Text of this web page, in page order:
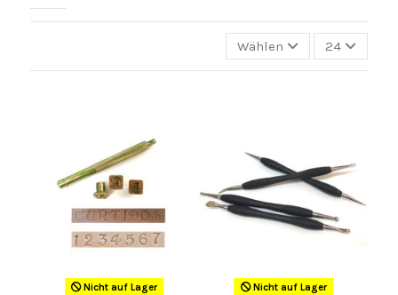
Wählen 24
Nicht auf Lager Nicht auf Lager